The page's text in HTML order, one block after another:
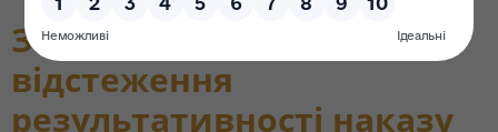
Звіт про повторне
відстеження
результативності наказу